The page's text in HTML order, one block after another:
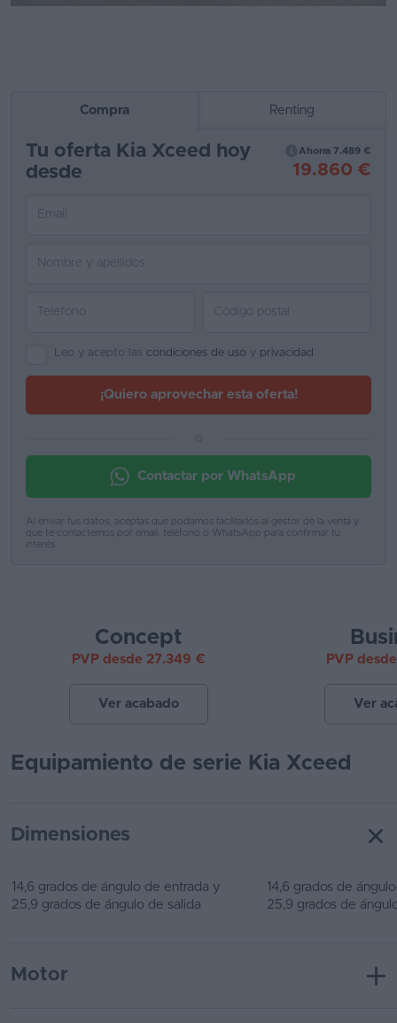
Guías
de
Favoritos
coche
2026
Compra Renting
Tu oferta Kia Xceed hoy
desde
Ahorra 7.489 €
19.860 €
Leo y acepto las condiciones de uso y privacidad
¡Quiero aprovechar esta oferta!
Contactar por WhatsApp
Al enviar tus datos, aceptas que podamos facilitarlos al gestor de la venta y
que te contactemos por email, teléfono o WhatsApp para confirmar tu
interés.
Concept
PVP desde 27.349 €
Ver acabado
PVP
Ver
Equipamiento de serie Kia Xceed
Dimensiones
14,6 grados de ángulo de entrada y
25,9 grados de ángulo de salida
14,6 grados de
25,9 grados de
Motor